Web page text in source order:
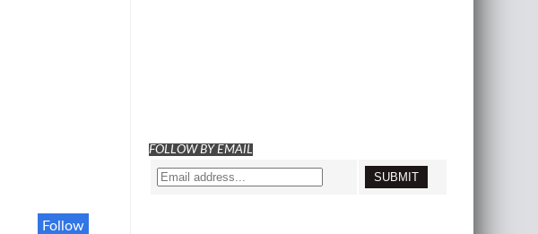
Follow
FOLLOW BY EMAIL